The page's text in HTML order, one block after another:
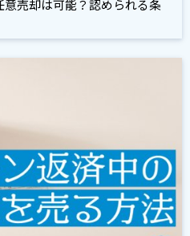
売却は可能？認められる条